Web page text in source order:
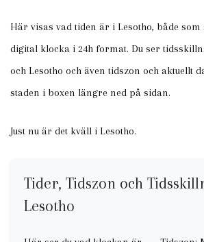
Här visas vad tiden är i Lesotho, både
digital klocka i 24h format. Du ser
och Lesotho och även tidszon och aktuellt
staden i boxen längre ned på sidan.
Just nu är det kväll i Lesotho.
Tider, Tidszon och
Lesotho